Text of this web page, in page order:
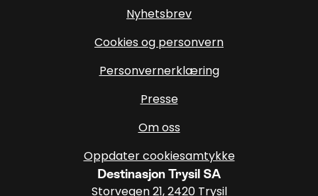
Nyhetsbrev
Cookies og personvern
Personvernerklæring
Presse
Om oss
Oppdater cookiesamtykke
Destinasjon Trysil SA
Storvegen 21, 2420 Trysil